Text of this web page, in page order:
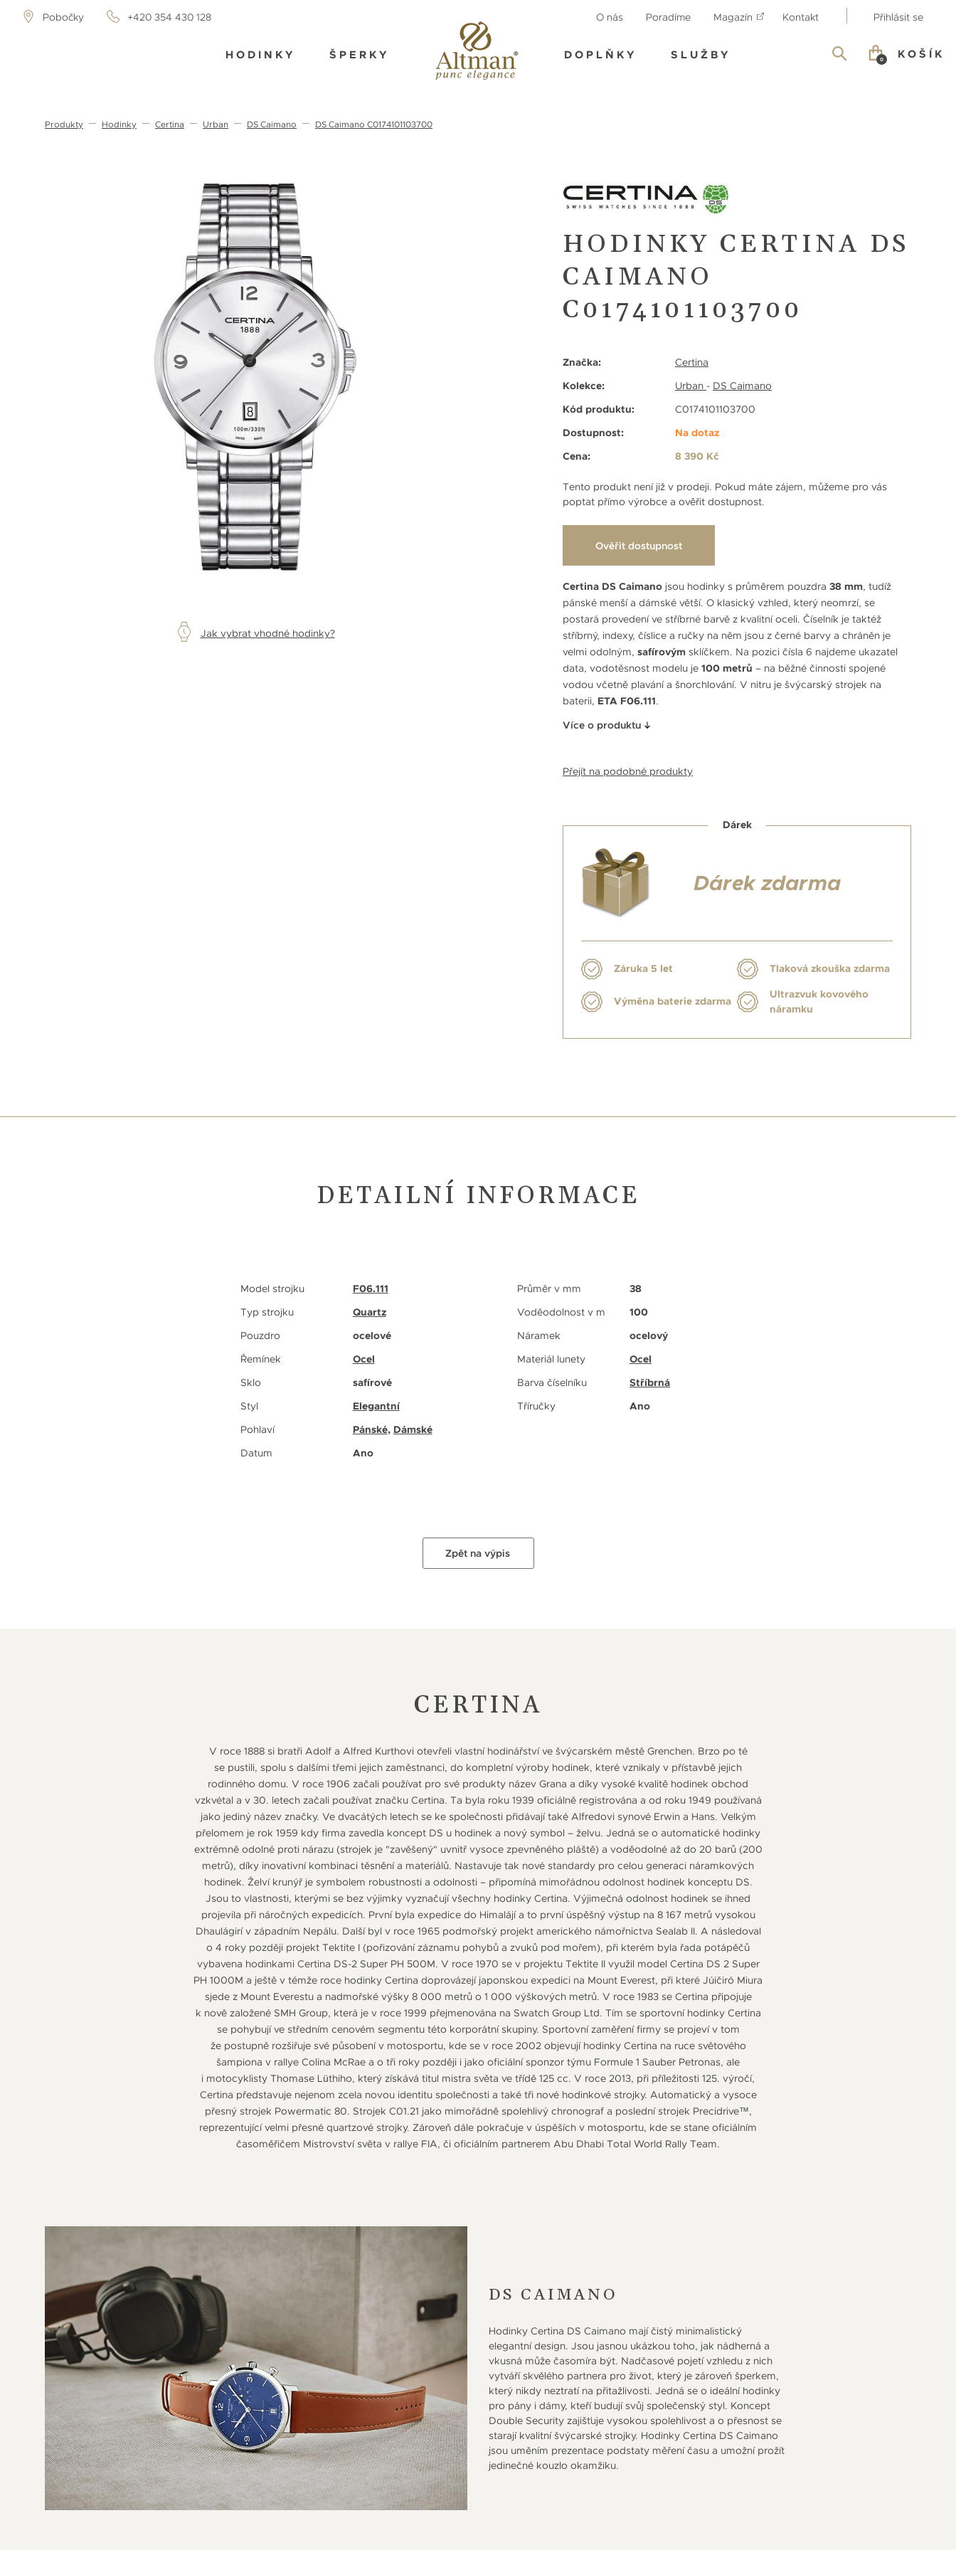
Pobočky +420 354 430 128 O nás Poradíme Magazín Kontakt Přihlásit se
HODINKY ŠPERKY DOPLŇKY SLUŽBY KOŠÍK
0
Produkty Hodinky Certina Urban DS Caimano DS Caimano C0174101103700
Jak vybrat vhodné hodinky?
HODINKY CERTINA DS
CAIMANO
C0174101103700
Značka:
Certina
Kolekce:
Urban - DS Caimano
Kód produktu:
C0174101103700
Dostupnost:
Na dotaz
Cena:
8 390 Kč
Tento produkt není již v prodeji. Pokud máte zájem, můžeme pro vás
poptat přímo výrobce a ověřit dostupnost.
Ověřit dostupnost
Certina DS Caimano jsou hodinky s průměrem pouzdra 38 mm, tudíž
pánské menší a dámské větší. O klasický vzhled, který neomrzí, se
postará provedení ve stříbrné barvě z kvalitní oceli. Číselník je taktéž
stříbrný, indexy, číslice a ručky na něm jsou z černé barvy a chráněn je
velmi odolným, safírovým sklíčkem. Na pozici čísla 6 najdeme ukazatel
data, vodotěsnost modelu je 100 metrů – na běžné činnosti spojené
vodou včetně plavání a šnorchlování. V nitru je švýcarský strojek na
baterii, ETA F06.111.
Více o produktu
Přejít na podobné produkty
Dárek
Dárek zdarma
Záruka 5 let Tlaková zkouška zdarma
Výměna baterie zdarma
Ultrazvuk kovového
náramku
DETAILNÍ INFORMACE
Model strojku
F06.111
Typ strojku
Quartz
Pouzdro
ocelové
Řemínek
Ocel
Sklo
safírové
Styl
Elegantní
Pohlaví
Pánské, Dámské
Datum
Ano
Průměr v mm
38
Voděodolnost v m
100
Náramek
ocelový
Materiál lunety
Ocel
Barva číselníku
Stříbrná
Tříručky
Ano
Zpět na výpis
CERTINA
V roce 1888 si bratři Adolf a Alfred Kurthovi otevřeli vlastní hodinářství ve švýcarském městě Grenchen. Brzo po té
se pustili, spolu s dalšími třemi jejich zaměstnanci, do kompletní výroby hodinek, které vznikaly v přístavbě jejich
rodinného domu. V roce 1906 začali používat pro své produkty název Grana a díky vysoké kvalitě hodinek obchod
vzkvétal a v 30. letech začali používat značku Certina. Ta byla roku 1939 oficiálně registrována a od roku 1949 používaná
jako jediný název značky. Ve dvacátých letech se ke společnosti přidávají také Alfredovi synové Erwin a Hans. Velkým
přelomem je rok 1959 kdy firma zavedla koncept DS u hodinek a nový symbol – želvu. Jedná se o automatické hodinky
extrémně odolné proti nárazu (strojek je "zavěšený" uvnitř vysoce zpevněného pláště) a voděodolné až do 20 barů (200
metrů), díky inovativní kombinaci těsnění a materiálů. Nastavuje tak nové standardy pro celou generaci náramkových
hodinek. Želví krunýř je symbolem robustnosti a odolnosti – připomíná mimořádnou odolnost hodinek konceptu DS.
Jsou to vlastnosti, kterými se bez výjimky vyznačují všechny hodinky Certina. Výjimečná odolnost hodinek se ihned
projevila při náročných expedicích. První byla expedice do Himalájí a to první úspěšný výstup na 8 167 metrů vysokou
Dhaulágirí v západním Nepálu. Další byl v roce 1965 podmořský projekt amerického námořnictva Sealab II. A následoval
o 4 roky později projekt Tektite I (pořizování záznamu pohybů a zvuků pod mořem), při kterém byla řada potápěčů
vybavena hodinkami Certina DS-2 Super PH 500M. V roce 1970 se v projektu Tektite II využil model Certina DS 2 Super
PH 1000M a ještě v témže roce hodinky Certina doprovázejí japonskou expedici na Mount Everest, při které Júičiró Miura
sjede z Mount Everestu a nadmořské výšky 8 000 metrů o 1 000 výškových metrů. V roce 1983 se Certina připojuje
k nově založené SMH Group, která je v roce 1999 přejmenována na Swatch Group Ltd. Tím se sportovní hodinky Certina
se pohybují ve středním cenovém segmentu této korporátní skupiny. Sportovní zaměření firmy se projeví v tom
že postupně rozšiřuje své působení v motosportu, kde se v roce 2002 objevují hodinky Certina na ruce světového
šampiona v rallye Colina McRae a o tři roky později i jako oficiální sponzor týmu Formule 1 Sauber Petronas, ale
i motocyklisty Thomase Lüthiho, který získává titul mistra světa ve třídě 125 cc. V roce 2013, při příležitosti 125. výročí,
Certina představuje nejenom zcela novou identitu společnosti a také tři nové hodinkové strojky. Automatický a vysoce
přesný strojek Powermatic 80. Strojek C01.21 jako mimořádně spolehlivý chronograf a poslední strojek Precidrive™,
reprezentující velmi přesné quartzové strojky. Zároveň dále pokračuje v úspěších v motosportu, kde se stane oficiálním
časoměřičem Mistrovství světa v rallye FIA, či oficiálním partnerem Abu Dhabi Total World Rally Team.
DS CAIMANO
Hodinky Certina DS Caimano mají čistý minimalistický
elegantní design. Jsou jasnou ukázkou toho, jak nádherná a
vkusná může časomíra být. Nadčasové pojetí vzhledu z nich
vytváří skvělého partnera pro život, který je zároveň šperkem,
který nikdy neztratí na přitažlivosti. Jedná se o ideální hodinky
pro pány i dámy, kteří budují svůj společenský styl. Koncept
Double Security zajišťuje vysokou spolehlivost a o přesnost se
starají kvalitní švýcarské strojky. Hodinky Certina DS Caimano
jsou uměním prezentace podstaty měření času a umožní prožít
jedinečné kouzlo okamžiku.